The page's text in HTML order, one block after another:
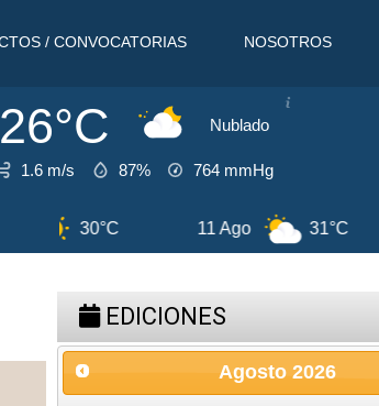
26°C Nublado
1.6 m/s 87% 764 mmHg
12 Ago 30°C 13 Ago
EDICIONES
Agosto 2026